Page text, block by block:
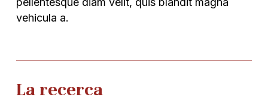
vehicula a.
La recerca